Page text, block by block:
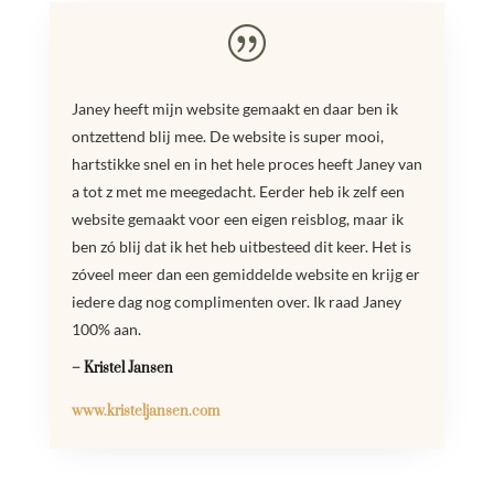
|
Janey heeft mijn website gemaakt en daar ben ik
ontzettend blij mee. De website is super mooi,
hartstikke snel en in het hele proces heeft Janey van
a tot z met me meegedacht. Eerder heb ik zelf een
website gemaakt voor een eigen reisblog, maar ik
ben zó blij dat ik het heb uitbesteed dit keer. Het is
zóveel meer dan een gemiddelde website en krijg er
iedere dag nog complimenten over. Ik raad Janey
100% aan.
– Kristel Jansen
www.kristeljansen.com